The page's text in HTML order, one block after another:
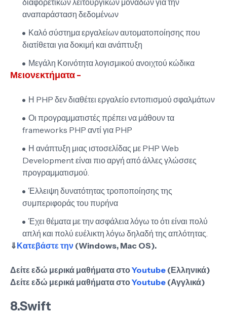
διαφορετικών λειτουργικών μονάδων για την
αναπαράσταση δεδομένων
Καλό σύστημα εργαλείων αυτοματοποίησης που
διατίθεται για δοκιμή και ανάπτυξη
Μεγάλη Κοινότητα λογισμικού ανοιχτού κώδικα
Μειονεκτήματα -
Η PHP δεν διαθέτει εργαλείο εντοπισμού σφαλμάτων
Οι προγραμματιστές πρέπει να μάθουν τα
frameworks PHP αντί για PHP
Η ανάπτυξη μιας ιστοσελίδας με PHP Web
Development είναι πιο αργή από άλλες γλώσσες
προγραμματισμού.
Έλλειψη δυνατότητας τροποποίησης της
συμπεριφοράς του πυρήνα
Έχει θέματα με την ασφάλεια λόγω το ότι είναι πολύ
απλή και πολύ ευέλικτη λόγω δηλαδή της απλότητας.
⇓Κατεβάστε την (Windows, Mac OS).
Δείτε εδώ μερικά μαθήματα στοYoutube (Ελληνικά)
Δείτε εδώ μερικά μαθήματα στοYoutube (Αγγλικά)
8.Swift